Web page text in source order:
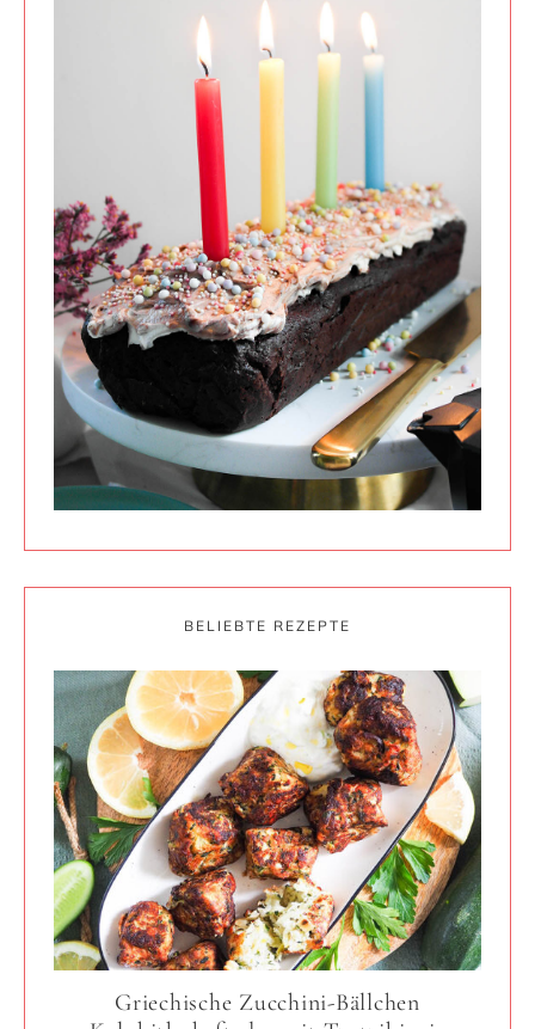
BELIEBTE REZEPTE
Griechische Zucchini-Bällchen